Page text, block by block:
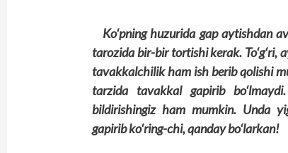
Ko‘pning huzurida gap aytishdan
tarozida bir-bir tortishi kerak. To‘g‘ri,
tavakkalchilik ham ish berib qolishi
tarzida tavakkal gapirib
bildirishingiz ham mumkin. Unda
gapirib ko‘ring-chi, qanday bo‘larkan!